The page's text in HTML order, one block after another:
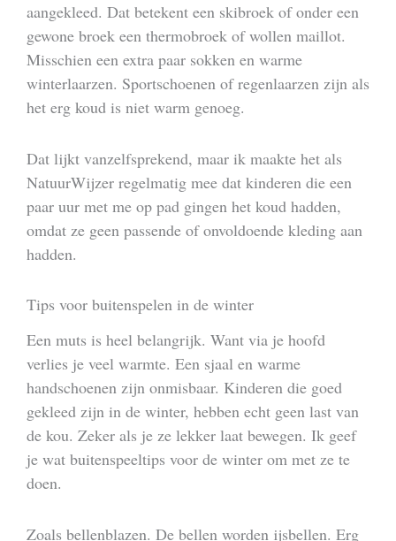
aangekleed. Dat betekent een skibroek of onder een
gewone broek een thermobroek of wollen maillot.
Misschien een extra paar sokken en warme
winterlaarzen. Sportschoenen of regenlaarzen zijn als
het erg koud is niet warm genoeg.
Dat lijkt vanzelfsprekend, maar ik maakte het als
NatuurWijzer regelmatig mee dat kinderen die een
paar uur met me op pad gingen het koud hadden,
omdat ze geen passende of onvoldoende kleding aan
hadden.
Tips voor buitenspelen in de winter
Een muts is heel belangrijk. Want via je hoofd
verlies je veel warmte. Een sjaal en warme
handschoenen zijn onmisbaar. Kinderen die goed
gekleed zijn in de winter, hebben echt geen last van
de kou. Zeker als je ze lekker laat bewegen. Ik geef
je wat buitenspeeltips voor de winter om met ze te
doen.
Zoals bellenblazen. De bellen worden ijsbellen. Erg